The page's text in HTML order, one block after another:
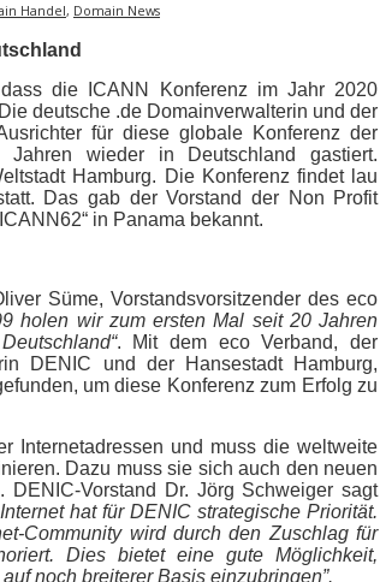
Handel, Domain News
die ICANN Konferenz im Jahr 2020
deutsche .de Domainverwalterin und der
für diese globale Konferenz der
wieder in Deutschland gastiert.
Hamburg. Die Konferenz findet lau
Das gab der Vorstand der Non Profit
in Panama bekannt.
Süme, Vorstandsvorsitzender des eco
holen wir zum ersten Mal seit 20 Jahren
. Mit dem eco Verband, der
DENIC und der Hansestadt Hamburg,
um diese Konferenz zum Erfolg zu
Internetadressen und muss die weltweite
Dazu muss sie sich auch den neuen
DENIC-Vorstand Dr. Jörg Schweiger sagt
hat für DENIC strategische Priorität.
Community wird durch den Zuschlag für
Dies bietet eine gute Möglichkeit,
noch breiterer Basis einzubringen”.